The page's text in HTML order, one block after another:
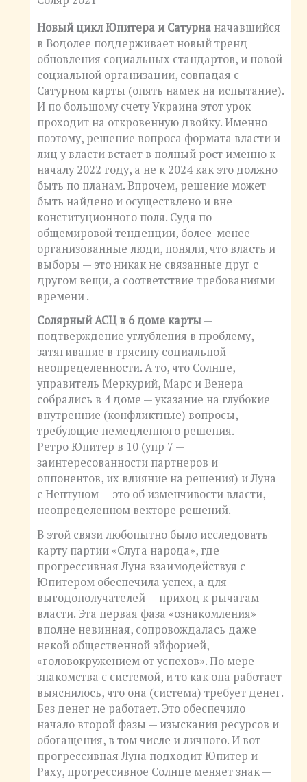
Новый цикл Юпитера и Сатурнаначавшийся
в Водолее поддерживает новый тренд
обновления социальных стандартов, и новой
социальной организации, совпадая с
Сатурном карты (опять намек на испытание).
И по большому счету Украина этот урок
проходит на откровенную двойку. Именно
поэтому, решение вопроса формата власти и
лиц у власти встает в полный рост именно к
началу 2022 году, а не к 2024 как это должно
быть по планам. Впрочем, решение может
быть найдено и осуществлено и вне
конституционного поля. Судя по
общемировой тенденции, более-менее
организованные люди, поняли, что власть и
выборы — это никак не связанные друг с
другом вещи, а соответствие требованиями
времени .
Солярный АСЦ в 6 доме карты—
подтверждение углубления в проблему,
затягивание в трясину социальной
неопределенности. А то, что Солнце,
управитель Меркурий, Марс и Венера
собрались в 4 доме — указание на глубокие
внутренние (конфликтные) вопросы,
требующие немедленного решения.
Ретро Юпитер в 10 (упр 7 —
заинтересованности партнеров и
оппонентов, их влияние на решения) и Луна
с Нептуном — это об изменчивости власти,
неопределенном векторе решений.
В этой связи любопытно было исследовать
карту партии «Слуга народа», где
прогрессивная Луна взаимодействуя с
Юпитером обеспечила успех, а для
выгодополучателей — приход к рычагам
власти. Эта первая фаза «ознакомления»
вполне невинная, сопровождалась даже
некой общественной эйфорией,
«головокружением от успехов». По мере
знакомства с системой, и то как она работает
выяснилось, что она (система) требует денег.
Без денег не работает. Это обеспечило
начало второй фазы — изыскания ресурсов и
обогащения, в том числе и личного. И вот
прогрессивная Луна подходит Юпитер и
Раху, прогрессивное Солнце меняет знак —